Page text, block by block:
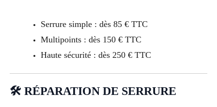
Serrure simple : dès 85 € TTC
Multipoints : dès 150 € TTC
Haute sécurité : dès 250 € TTC
🛠 RÉPARATION DE SERRURE